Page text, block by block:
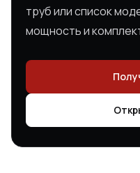
труб или список
мощность и